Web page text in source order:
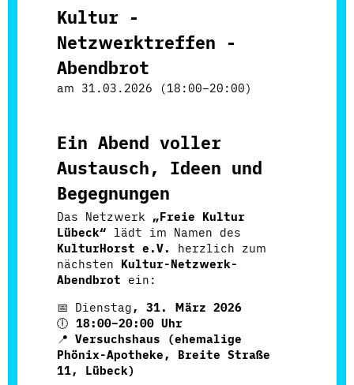
Kultur -
Netzwerktreffen -
Abendbrot
am 31.03.2026 (18:00–20:00)
Ein Abend voller
Austausch, Ideen und
Begegnungen
Das Netzwerk „Freie Kultur
Lübeck“ lädt im Namen des
KulturHorst e.V.
herzlich zum
nächsten Kultur-Netzwerk-
Abendbrot ein:
📅 Dienstag, 31. März 2026
🕕 18:00–20:00 Uhr
📍 Versuchshaus (ehemalige
Phönix-Apotheke, Breite Straße
11, Lübeck)